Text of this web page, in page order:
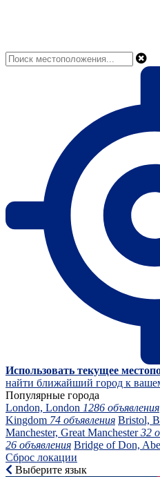
Использовать текущее
найти ближайший город к
Популярные города
London, London 1286 объявления
Kingdom 74 объявления Bristol,
Manchester, Great Manchester32
26 объявления Bridge of Don,
Сброс локации
Выберите язык